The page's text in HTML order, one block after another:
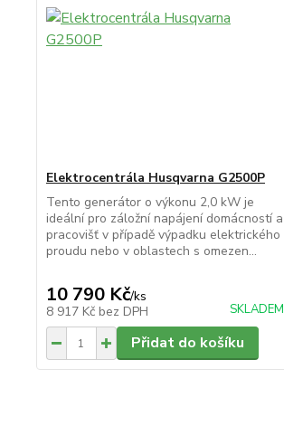
Elektrocentrála Husqvarna G2500P
Tento generátor o výkonu 2,0 kW je
ideální pro záložní napájení domácností a
pracovišť v případě výpadku elektrického
proudu nebo v oblastech s omezen...
10 790 Kč/ks
8 917 Kč bez DPH SKLADEM
Přidat do košíku